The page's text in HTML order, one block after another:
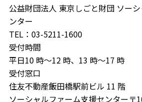
公益財団法人 東京しごと財団 ソー
ンター
TEL：03-5211-1600
受付時間
平日10 時～12 時、13 時～17 時
受付窓口
住友不動産飯田橋駅前ビル 11 階
ソーシャルファーム支援センター〒